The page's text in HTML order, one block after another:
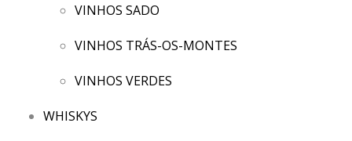
VINHOS SADO
VINHOS TRÁS-OS-MONTES
VINHOS VERDES
WHISKYS